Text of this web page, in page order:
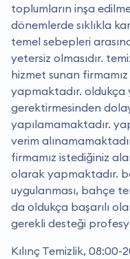
toplumların inşa
dönemlerde sıklıkla
temel sebepleri
yetersiz olmasıdır.
hizmet sunan
yapmaktadır. oldukça
gerektirmesinden
yapılamamaktadır.
verim
firmamız istediğiniz
olarak yapmaktadır.
uygulanması, bahçe
da oldukça başarılı
gerekli desteği
Kılınç Temizlik,